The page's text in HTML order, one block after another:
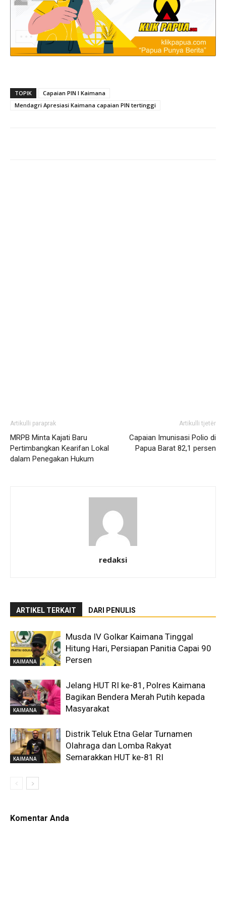
TOPIK
Capaian PIN I Kaimana
Mendagri Apresiasi Kaimana capaian PIN tertinggi
Artikulli paraprak
MRPB Minta Kajati Baru
Pertimbangkan Kearifan Lokal
dalam Penegakan Hukum
Artikulli tjetër
Capaian Imunisasi Polio di
Papua Barat 82,1 persen
redaksi
ARTIKEL TERKAIT DARI PENULIS
KAIMANA
Musda IV Golkar Kaimana Tinggal
Hitung Hari, Persiapan Panitia Capai 90
Persen
KAIMANA
Jelang HUT RI ke-81, Polres Kaimana
Bagikan Bendera Merah Putih kepada
Masyarakat
KAIMANA
Distrik Teluk Etna Gelar Turnamen
Olahraga dan Lomba Rakyat
Semarakkan HUT ke-81 RI
Komentar Anda